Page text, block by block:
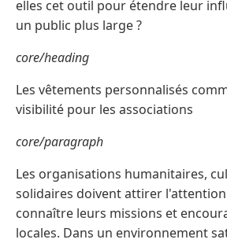
elles cet outil pour étendre leur
un public plus large ?
core/heading
Les vêtements personnalisés
visibilité pour les associations
core/paragraph
Les organisations humanitaires,
solidaires doivent attirer
connaître leurs missions et
locales. Dans un environnement